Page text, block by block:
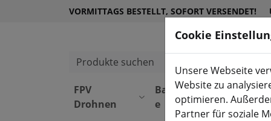
VORMITTAGS BESTELLT, SOFORT VERSENDET!
Produkte suchen
FPV
Drohnen
Bauteil
e
Equipmen
t
Cookie
Unsere Webseite
Website zu
optimieren.
Partner für soziale